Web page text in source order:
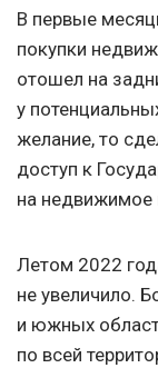
В первые
покупки
отошел на
у
желание, то
доступ к
на
Летом 2022
не увеличило.
и южных
по всей